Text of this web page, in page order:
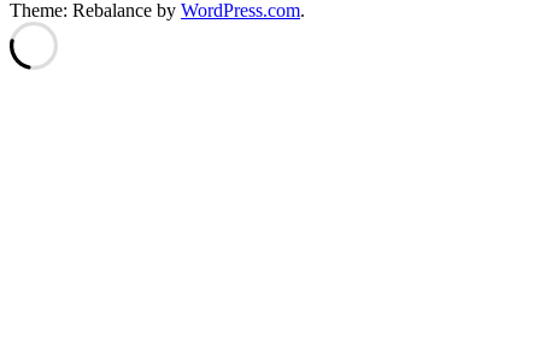
Theme: Rebalance by WordPress.com.